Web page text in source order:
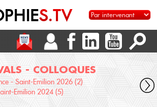
S.TV
- COLLOQUES
- Saint-Emilion 2026 (2)
Emilion 2024 (5)